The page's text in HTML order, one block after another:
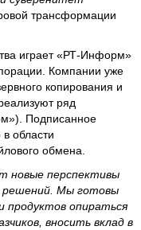
трансформации
играет «РТ-Информ»
Компании уже
копирования и
ряд
Подписанное
области
обмена.
новые перспективы
решений. Мы готовы
продуктов опираться
вносить вклад в